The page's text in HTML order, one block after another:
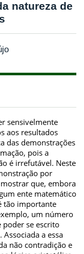
natureza de
sensivelmente
aos resultados
das demonstrações
pois a
é irrefutável. Neste
por
que, embora
ente matemático
tão importante
um número
poder se escrito
a essa
não contradição e